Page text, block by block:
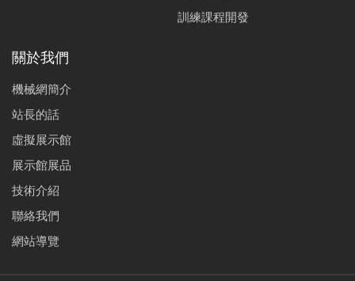
訓練課程開發
關於我們
機械網簡介
站長的話
虛擬展示館
展示館展品
技術介紹
聯絡我們
網站導覽